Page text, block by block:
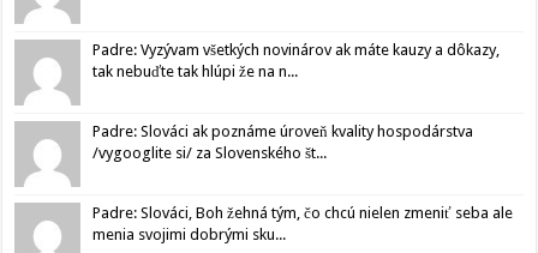
Padre: Vyzývam všetkých novinárov ak máte kauzy a dôkazy,
tak nebuďte tak hlúpi že na n...
Padre: Slováci ak poznáme úroveň kvality hospodárstva
/vygooglite si/ za Slovenského št...
Padre: Slováci, Boh žehná tým, čo chcú nielen zmeniť seba ale
menia svojimi dobrými sku...